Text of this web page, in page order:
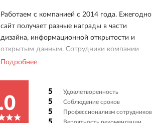
Работаем с компанией с 2014 года. Ежегодно
сайт получает разные награды в части
дизайна, информационной открытости и
открытым данным. Сотрудники компании
прекрасно разбираются в своем деле.
Подробнее
5 Удовлетворенность
5 Соблюдение сроков
5 Профессионализм сотрудников